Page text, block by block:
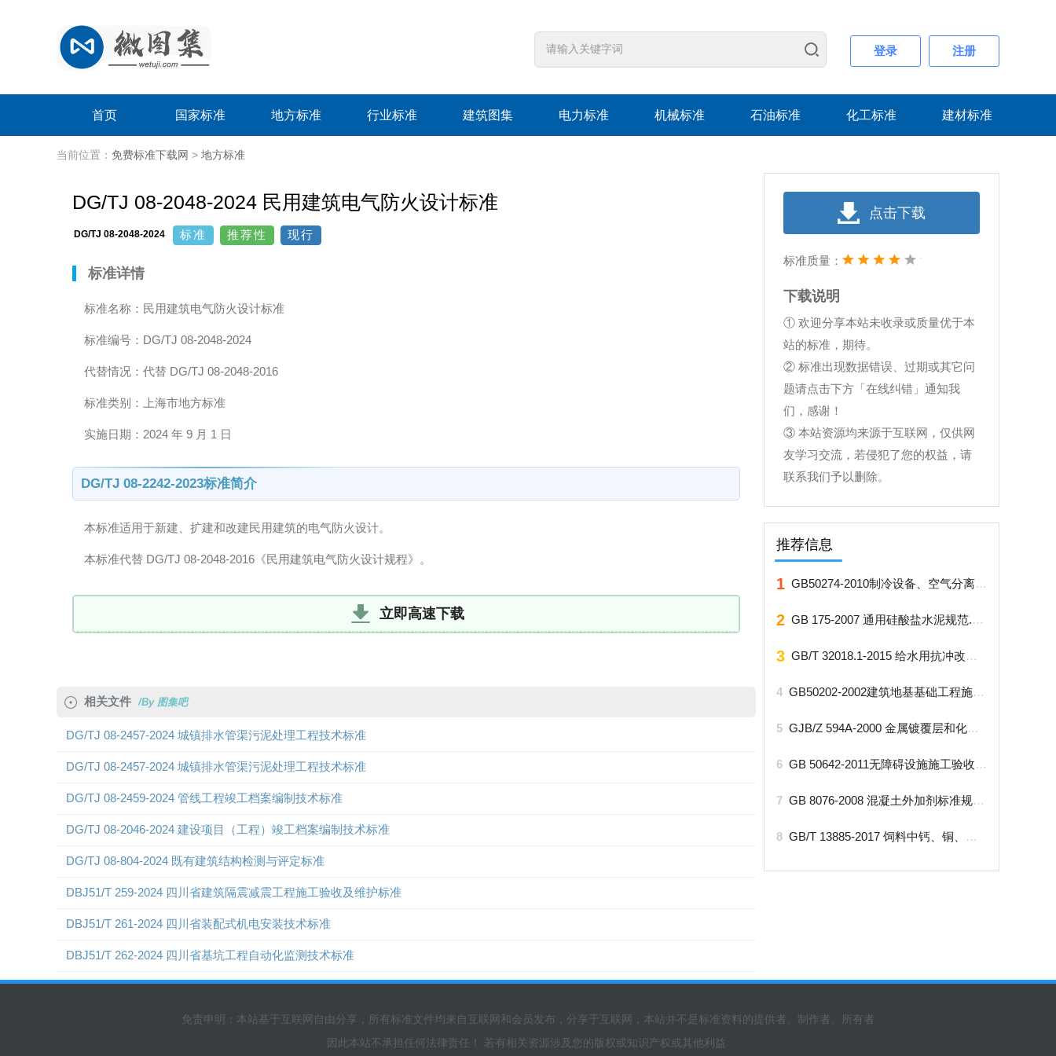
登录 注册
首页 国家标准 地方标准 行业标准 建筑图集 电力标准 机械标准 石油标准 化工标准 建材标准
当前位置： 免费标准下载网 > 地方标准
DG/TJ 08-2048-2024 民用建筑电气防火设计标准
DG/TJ 08-2048-2024 标准 推荐性 现行
标准详情
标准名称：民用建筑电气防火设计标准
标准编号：DG/TJ 08-2048-2024
代替情况：代替 DG/TJ 08-2048-2016
标准类别：上海市地方标准
实施日期：2024 年 9 月 1 日
DG/TJ 08-2242-2023标准简介
本标准适用于新建、扩建和改建民用建筑的电气防火设计。
本标准代替 DG/TJ 08-2048-2016《民用建筑电气防火设计规程》。
立即高速下载
相关文件 /By 图集吧
DG/TJ 08-2457-2024 城镇排水管渠污泥处理工程技术标准
DG/TJ 08-2457-2024 城镇排水管渠污泥处理工程技术标准
DG/TJ 08-2459-2024 管线工程竣工档案编制技术标准
DG/TJ 08-2046-2024 建设项目（工程）竣工档案编制技术标准
DG/TJ 08-804-2024 既有建筑结构检测与评定标准
DBJ51/T 259-2024 四川省建筑隔震减震工程施工验收及维护标准
DBJ51/T 261-2024 四川省装配式机电安装技术标准
DBJ51/T 262-2024 四川省基坑工程自动化监测技术标准
点击下载
标准质量：
下载说明
① 欢迎分享本站未收录或质量优于本
站的标准，期待。
② 标准出现数据错误、过期或其它问
题请点击下方「在线纠错」通知我
们，感谢！
③ 本站资源均来源于互联网，仅供网
友学习交流，若侵犯了您的权益，请
联系我们予以删除。
推荐信息
1 GB50274-2010制冷设备、空气分离设备安装工程施工及验收规范.pdf
2 GB 175-2007 通用硅酸盐水泥规范.pdf
3 GB/T 32018.1-2015 给水用抗冲改性聚氯乙烯(PVC-M)管道系统 第1部管材.rar
4 GB50202-2002建筑地基基础工程施工质量验收规范.pdf
5 GJB/Z 594A-2000 金属镀覆层和化学覆盖层选择原则与厚度.pdf
6 GB 50642-2011无障碍设施施工验收及维护规范.pdf
7 GB 8076-2008 混凝土外加剂标准规范.pdf
8 GB/T 13885-2017 饲料中钙、铜、铁、镁、锰、钾、钠和锌含量的测定 原子吸收光谱法（2018-5-1实施）
免责申明：本站基于互联网自由分享，所有标准文件均来自互联网和会员发布，分享于互联网，本站并不是标准资料的提供者、制作者、所有者
因此本站不承担任何法律责任！ 若有相关资源涉及您的版权或知识产权或其他利益.